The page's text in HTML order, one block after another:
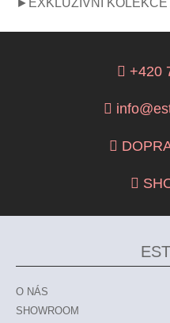
►EXKLUZIVNÍ KOLEKCE
+420
O NÁS
SHOWROOM